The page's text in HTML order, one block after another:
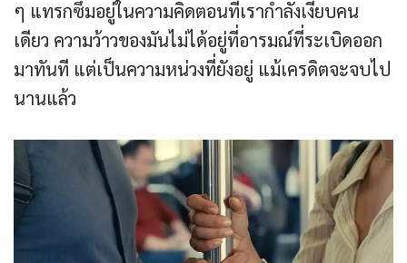
ๆ แทรกซึมอยู่ในความคิดตอนที่เรากำลังเงียบคน
เดียว ความว้าวของมันไม่ได้อยู่ที่อารมณ์ที่ระเบิดออก
มาทันที แต่เป็นความหน่วงที่ยังอยู่ แม้เครดิตจะจบไป
นานแล้ว